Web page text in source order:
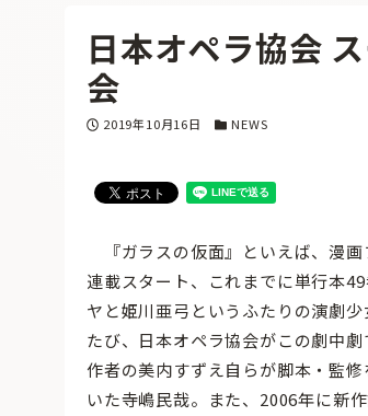
日本オペラ協会
会
投稿日
2019年10月16日 カテゴリー
NEWS
『ガラスの仮面』といえば、漫
連載スタート、これまでに単行本
ヤと姫川亜弓というふたりの演劇
たび、日本オペラ協会がこの劇中
作者の美内すずえ自らが脚本・監
いた寺嶋民哉。また、2006年に新